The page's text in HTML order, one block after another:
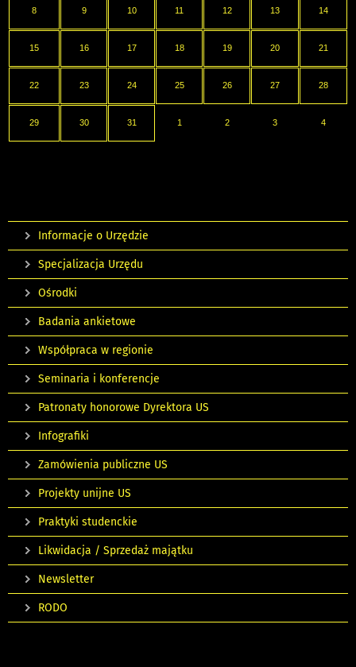
8 9 10 11 12 13 14
15 16 17 18 19 20 21
22 23 24 25 26 27 28
29 30 31 1 2 3 4
Informacje o Urzędzie
Specjalizacja Urzędu
Ośrodki
Badania ankietowe
Współpraca w regionie
Seminaria i konferencje
Patronaty honorowe Dyrektora US
Infografiki
Zamówienia publiczne US
Projekty unijne US
Praktyki studenckie
Likwidacja / Sprzedaż majątku
Newsletter
RODO